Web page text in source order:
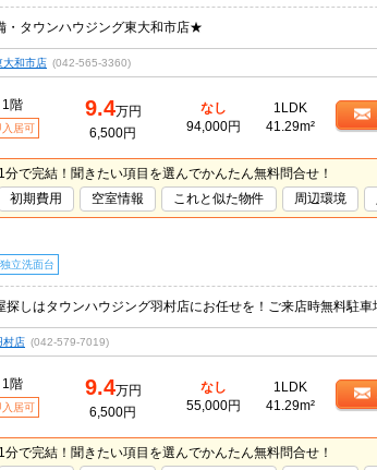
・タウンハウジング東大和市店★
大和市店 (042-565-3360)
1階
入居可
9.4万円
6,500円
なし
94,000円
1LDK
41.29m²
1分で完結！聞きたい項目を選んでかんたん無料問合せ！
初期費用
空室情報 これと似た物件 周辺環境
独立洗面台
しはタウンハウジング羽村店にお任せを！ご来店時無料駐車
村店 (042-579-7019)
1階
入居可
9.4万円
6,500円
なし
55,000円
1LDK
41.29m²
1分で完結！聞きたい項目を選んでかんたん無料問合せ！